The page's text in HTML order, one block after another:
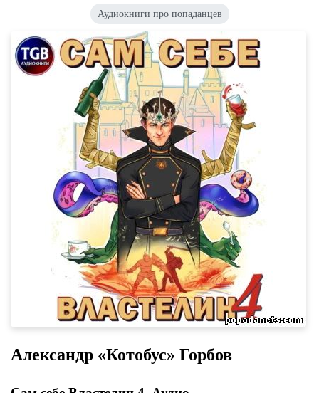
Аудиокниги про попаданцев
Александр «Котобус» Горбов